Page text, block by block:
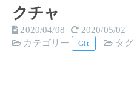
クチャ
2020/04/08
2020/05/02
カテゴリー
Git タグ